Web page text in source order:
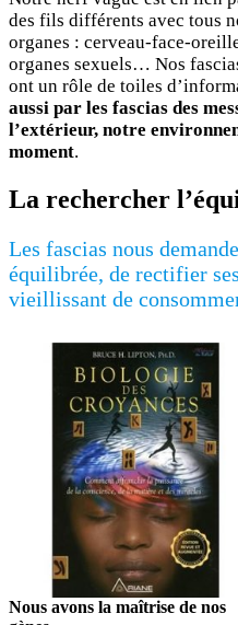
des fils différents avec tous
organes : cerveau-face-
organes sexuels… Nos
ont un rôle de toiles
aussi par les fascias des
l’extérieur, notre
moment.
La rechercher
Les fascias nous
équilibrée, de rectifier
vieillissant de
Nous avons la maîtrise de nos